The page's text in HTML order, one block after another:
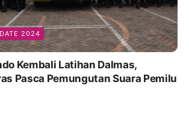
2024
Kembali Latihan Dalmas,
Pasca Pemungutan Suara Pemilu